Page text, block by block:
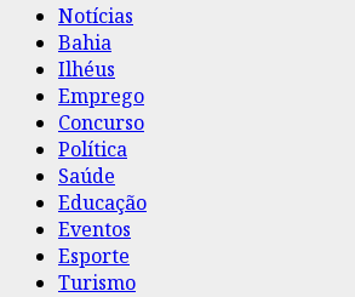
Notícias
Bahia
Ilhéus
Emprego
Concurso
Política
Saúde
Educação
Eventos
Esporte
Turismo